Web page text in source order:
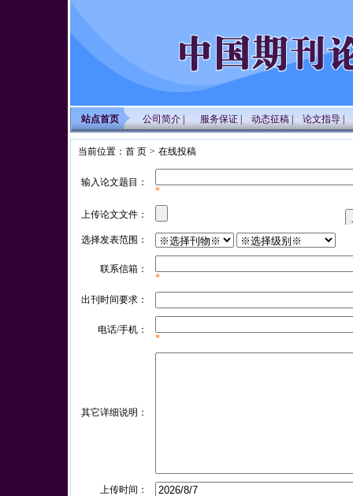
站点首页 公司简介 服务保证 动态征稿 论文指导
当前位置： 首 页 > 在线投稿
输入论文题目：
*
上传论文文件：
选择发表范围：
联系信箱：
*
出刊时间要求：
电话/手机：
*
其它详细说明：
上传时间：